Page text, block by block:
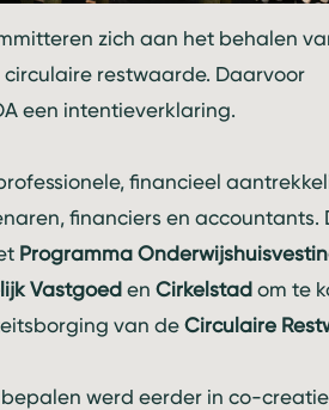
zich aan het behalen
restwaarde. Daarvoor
een intentieverklaring.
financieel
financiers en accountants.
Programma
Vastgoed en Cirkelstad om te
van de Circulaire
werd eerder in co-